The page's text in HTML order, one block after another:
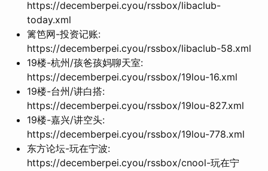
https://decemberpei.cyou/rssbox/libaclub-
today.xml
篱笆网-投资记账:
https://decemberpei.cyou/rssbox/libaclub-58.xml
19楼-杭州/孩爸孩妈聊天室:
https://decemberpei.cyou/rssbox/19lou-16.xml
19楼-台州/讲白搭:
https://decemberpei.cyou/rssbox/19lou-827.xml
19楼-嘉兴/讲空头:
https://decemberpei.cyou/rssbox/19lou-778.xml
东方论坛-玩在宁波:
https://decemberpei.cyou/rssbox/cnool-玩在宁